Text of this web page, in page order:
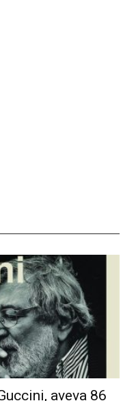
aveva 86